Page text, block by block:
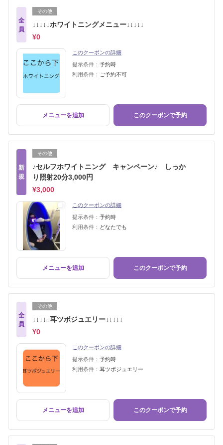
全
員
その他
↓↓↓↓↓ホワイトニングメニュー↓↓↓↓↓
¥0
このクーポンの詳細
提示条件： 予約時
利用条件： ご予約不可
メニューを追加 このクーポンで予約
新
規
その他
♪セルフホワイトニング キャンペーン♪ しっか
り照射20分3,000円
¥3,000
このクーポンの詳細
提示条件： 予約時
利用条件： どなたでも
メニューを追加 このクーポンで予約
全
員
その他
↓↓↓↓↓耳ツボジュエリー↓↓↓↓↓
¥0
このクーポンの詳細
提示条件： 予約時
利用条件： 耳ツボジュエリー
メニューを追加 このクーポンで予約